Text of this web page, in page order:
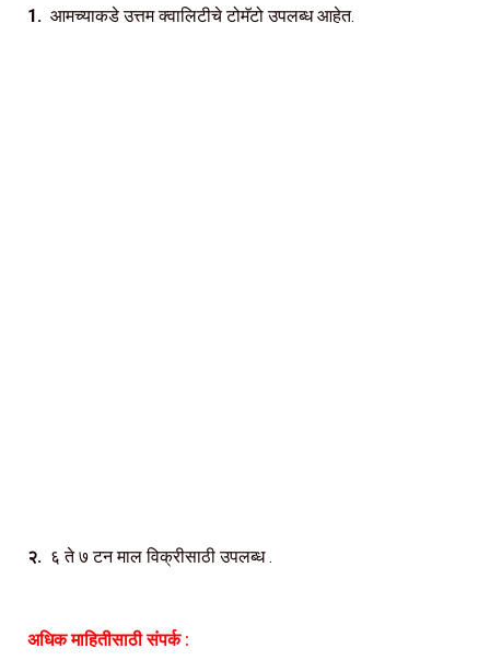
1. आमच्याकडे उत्तम क्वालिटीचे टोमॅटो उपलब्ध आहेत.
२. ६ ते ७ टन माल विक्रीसाठी उपलब्ध .
अधिक माहितीसाठी संपर्क :